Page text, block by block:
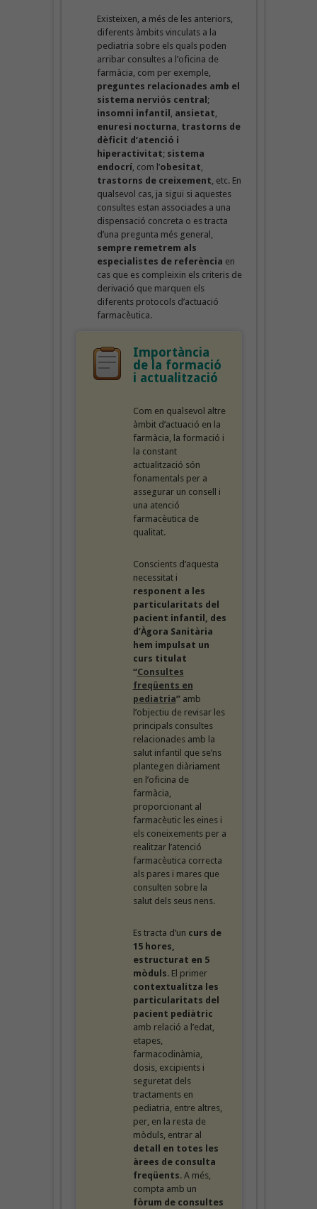
Existeixen, a més de les anteriors,
diferents àmbits vinculats a la
pediatria sobre els quals poden
arribar consultes a l’oficina de
farmàcia, com per exemple,
preguntes relacionades amb el
sistema nerviós central ;
insomni infantil , ansietat,
enuresi nocturna, trastorns de
dèficit d’atenció i
hiperactivitat; sistema
endocrí, com l’obesitat,
trastorns de creixement, etc. En
qualsevol cas, ja sigui si aquestes
consultes estan associades a una
dispensació concreta o es tracta
d’una pregunta més general,
sempre remetrem als
especialistes de referència en
cas que es compleixin els criteris de
derivació que marquen els
diferents protocols d’actuació
farmacèutica.
Importància
de la formació
i actualització
Com en qualsevol altre
àmbit d’actuació en la
farmàcia, la formació i
la constant
actualització són
fonamentals per a
assegurar un consell i
una atenció
farmacèutica de
qualitat.
Conscients d’aquesta
necessitat i
responent a les
particularitats del
pacient infantil, des
d’Àgora Sanitària
hem impulsat un
curs titulat
“Consultes
freqüents en
pediatria”amb
l’objectiu de revisar les
principals consultes
relacionades amb la
salut infantil que se’ns
plantegen diàriament
en l’oficina de
farmàcia,
proporcionant al
farmacèutic les eines i
els coneixements per a
realitzar l’atenció
farmacèutica correcta
als pares i mares que
consulten sobre la
salut dels seus nens.
Es tracta d’un curs de
15 hores,
estructurat en 5
mòduls. El primer
contextualitza les
particularitats del
pacient pediàtric
amb relació a l’edat,
etapes,
farmacodinàmia,
dosis, excipients i
seguretat dels
tractaments en
pediatria, entre altres,
per, en la resta de
mòduls, entrar al
detall en totes les
àrees de consulta
freqüents. A més,
compta amb un
fòrum de consultes